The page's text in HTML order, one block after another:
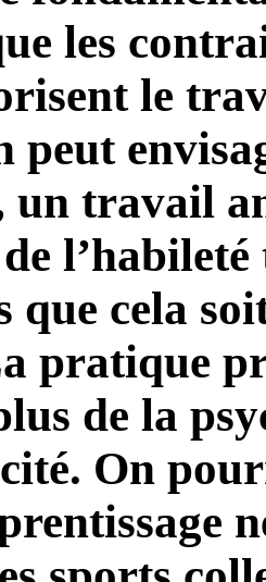
les
le
peut
un travail
que cela
pratique
de la
On